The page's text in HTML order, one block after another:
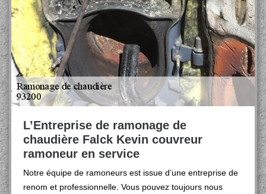
L’Entreprise de ramonage de
chaudière Falck Kevin couvreur
ramoneur en service
Notre équipe de ramoneurs est issue d’une entreprise de
renom et professionnelle. Vous pouvez toujours nous